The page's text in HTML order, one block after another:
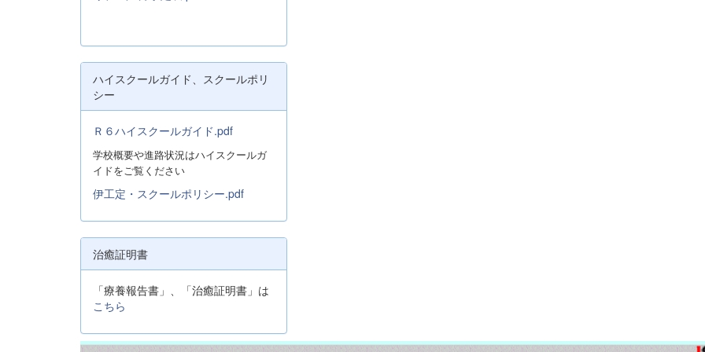
ハイスクールガイド、スクールポリ
シー
Ｒ６ハイスクールガイド.pdf
学校概要や進路状況はハイスクールガ
イドをご覧ください
伊工定・スクールポリシー.pdf
治癒証明書
「療養報告書」、「治癒証明書」は
こちら